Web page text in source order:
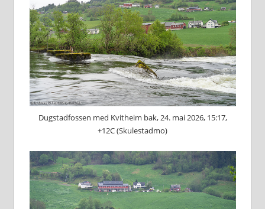
Dugstadfossen med Kvitheim bak, 24. mai 2026, 15:17,
+12C (Skulestadmo)